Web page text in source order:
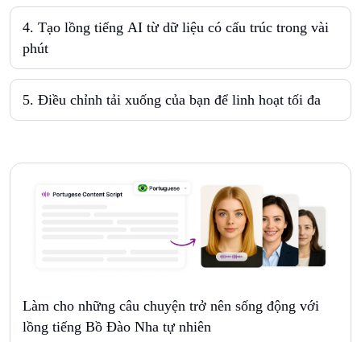
4. Tạo lồng tiếng AI từ dữ liệu có cấu trúc trong vài
phút
5. Điều chỉnh tải xuống của bạn để linh hoạt tối đa
Làm cho những câu chuyện trở nên sống động với
lồng tiếng Bồ Đào Nha tự nhiên